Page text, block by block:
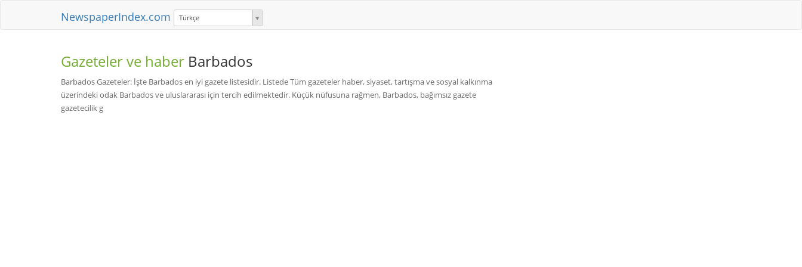
NewspaperIndex.com Türkçe
Gazeteler ve haber Barbados
Barbados Gazeteler: İşte Barbados en iyi gazete listesidir. Listede Tüm gazeteler haber, siyaset, tartışma ve sosyal kalkınma
üzerindeki odak Barbados ve uluslararası için tercih edilmektedir. Küçük nüfusuna rağmen, Barbados, bağımsız gazete
gazetecilik g